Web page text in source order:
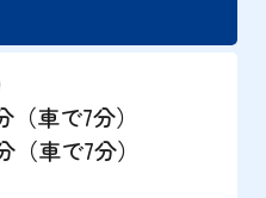
（車で7分）
（車で7分）